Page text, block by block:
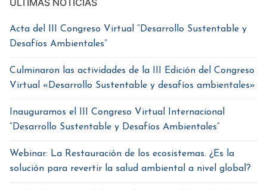
Acta del III Congreso Virtual “Desarrollo Sustentable y
Desafíos Ambientales”
Culminaron las actividades de la III Edición del Congreso
Virtual «Desarrollo Sustentable y desafíos ambientales»
Inauguramos el III Congreso Virtual Internacional
“Desarrollo Sustentable y Desafíos Ambientales”
Webinar: La Restauración de los ecosistemas. ¿Es la
solución para revertir la salud ambiental a nivel global?